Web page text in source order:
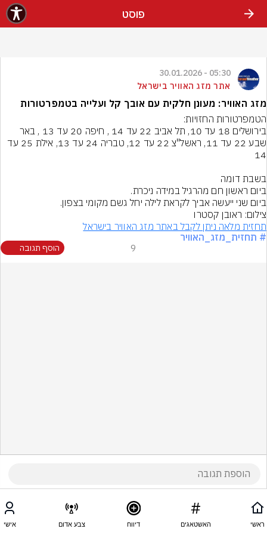
פוסט
05:30 - 30.01.2026
אתר מזג האוויר בישראל
מזג האוויר: מעונן חלקית עם אובך קל ועלייה בטמפרטורות
שבע 22 עד 11, ראשל"צ 22 עד 12, טבריה 24 עד 13, אילת 25 עד
ביום שני ייעשה אביך לקראת לילה יחל גשם מקומי בצפון.
צילום: ראובן קסטרו
תחזית מלאה ניתן לקבל באתר מזג האוויר בישראל
# תחזית_מזג_האוויר
9 הוסף תגובה
ראשי האשטאגים דיווח צבע אדום אישי